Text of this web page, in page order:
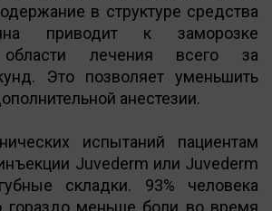
в структуре средства
приводит к заморозке
области лечения всего за
Это позволяет уменьшить
анестезии.
испытаний пациентам
Juvederm или Juvederm
складки. 93% человека
гораздо меньше боли во время